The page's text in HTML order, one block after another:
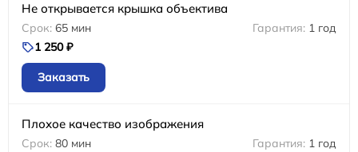
Не открывается крышка объектива
65 мин
1 год
1 250 ₽
Заказать
Плохое качество изображения
80 мин
1 год